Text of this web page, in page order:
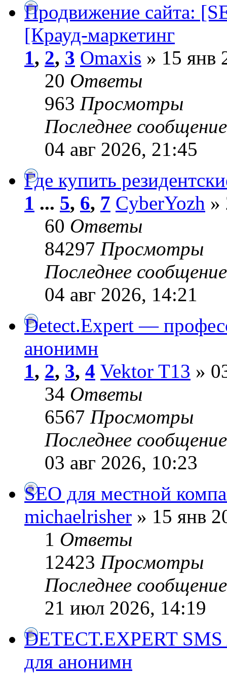
Продвижение сайта:
[Крауд-маркетинг
1, 2, 3 Omaxis » 15 янв
20 Ответы
963 Просмотры
Последнее
04 авг 2026, 21:45
Где купить
1 ... 5, 6, 7 CyberYozh »
60 Ответы
84297 Просмотры
Последнее
04 авг 2026, 14:21
Detect.Expert —
анонимн
1, 2, 3, 4 Vektor T13 »
34 Ответы
6567 Просмотры
Последнее
03 авг 2026, 10:23
SEO для местной
michaelrisher » 15 янв
1 Ответы
12423 Просмотры
Последнее
21 июл 2026, 14:19
DETECT.EXPERT
для анонимн